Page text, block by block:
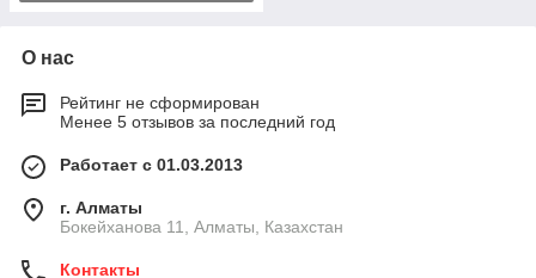
О нас
Рейтинг не сформирован
Менее 5 отзывов за последний год
Работает с 01.03.2013
г. Алматы
Бокейханова 11, Алматы, Казахстан
Контакты